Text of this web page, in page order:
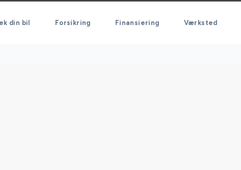
din bil Forsikring Finansiering Værksted